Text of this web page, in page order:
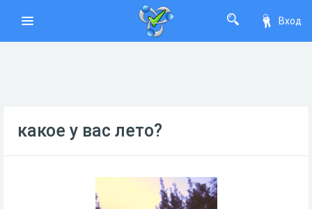
Вход
какое у вас лето?